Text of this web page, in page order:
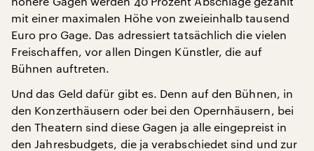
mit einer maximalen Höhe von zweieinhalb tausend
Euro pro Gage. Das adressiert tatsächlich die vielen
Freischaffen, vor allen Dingen Künstler, die auf
Bühnen auftreten.
Und das Geld dafür gibt es. Denn auf den Bühnen, in
den Konzerthäusern oder bei den Opernhäusern, bei
den Theatern sind diese Gagen ja alle eingepreist in
den Jahresbudgets, die ja verabschiedet sind und zur